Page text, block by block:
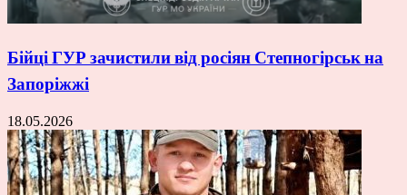
Бійці ГУР зачистили від росіян Степногірськ на
Запоріжжі
18.05.2026